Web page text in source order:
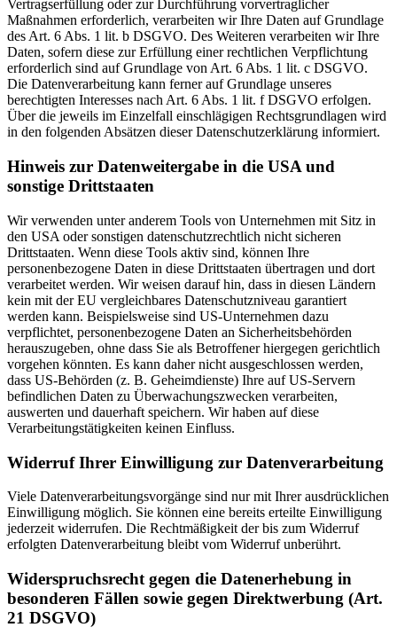
Vertragserfüllung oder zur Durchführung vorvertraglicher
Maßnahmen erforderlich, verarbeiten wir Ihre Daten auf Grundlage
des Art. 6 Abs. 1 lit. b DSGVO. Des Weiteren verarbeiten wir Ihre
Daten, sofern diese zur Erfüllung einer rechtlichen Verpflichtung
erforderlich sind auf Grundlage von Art. 6 Abs. 1 lit. c DSGVO.
Die Datenverarbeitung kann ferner auf Grundlage unseres
berechtigten Interesses nach Art. 6 Abs. 1 lit. f DSGVO erfolgen.
Über die jeweils im Einzelfall einschlägigen Rechtsgrundlagen wird
in den folgenden Absätzen dieser Datenschutzerklärung informiert.
Hinweis zur Datenweitergabe in die USA und
sonstige Drittstaaten
Wir verwenden unter anderem Tools von Unternehmen mit Sitz in
den USA oder sonstigen datenschutzrechtlich nicht sicheren
Drittstaaten. Wenn diese Tools aktiv sind, können Ihre
personenbezogene Daten in diese Drittstaaten übertragen und dort
verarbeitet werden. Wir weisen darauf hin, dass in diesen Ländern
kein mit der EU vergleichbares Datenschutzniveau garantiert
werden kann. Beispielsweise sind US-Unternehmen dazu
verpflichtet, personenbezogene Daten an Sicherheitsbehörden
herauszugeben, ohne dass Sie als Betroffener hiergegen gerichtlich
vorgehen könnten. Es kann daher nicht ausgeschlossen werden,
dass US-Behörden (z. B. Geheimdienste) Ihre auf US-Servern
befindlichen Daten zu Überwachungszwecken verarbeiten,
auswerten und dauerhaft speichern. Wir haben auf diese
Verarbeitungstätigkeiten keinen Einfluss.
Widerruf Ihrer Einwilligung zur Datenverarbeitung
Viele Datenverarbeitungsvorgänge sind nur mit Ihrer ausdrücklichen
Einwilligung möglich. Sie können eine bereits erteilte Einwilligung
jederzeit widerrufen. Die Rechtmäßigkeit der bis zum Widerruf
erfolgten Datenverarbeitung bleibt vom Widerruf unberührt.
Widerspruchsrecht gegen die Datenerhebung in
besonderen Fällen sowie gegen Direktwerbung (Art.
21 DSGVO)